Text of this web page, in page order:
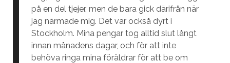
på en del tjejer, men de bara gick därifrån när
jag närmade mig. Det var också dyrt i
Stockholm. Mina pengar tog alltid slut långt
innan månadens dagar, och för att inte
behöva ringa mina föräldrar för att be om